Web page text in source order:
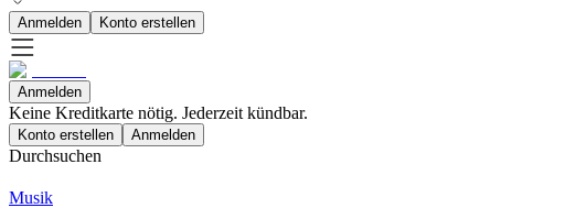
Anmelden Konto erstellen
Anmelden
Keine Kreditkarte nötig. Jederzeit kündbar.
Konto erstellen Anmelden
Durchsuchen
Musik